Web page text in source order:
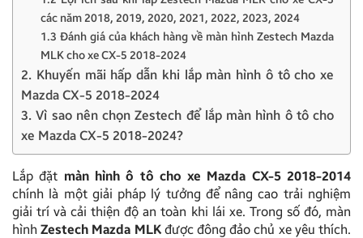
các năm 2018, 2019, 2020, 2021, 2022, 2023, 2024
1.3 Đánh giá của khách hàng về màn hình Zestech Mazda
MLK cho xe CX-5 2018-2024
2. Khuyến mãi hấp dẫn khi lắp màn hình ô tô cho xe
Mazda CX-5 2018-2024
3. Vì sao nên chọn Zestech để lắp màn hình ô tô cho
xe Mazda CX-5 2018-2024?
Lắp đặt màn hình ô tô cho xe Mazda CX-5 2018-2014
chính là một giải pháp lý tưởng để nâng cao trải nghiệm
giải trí và cải thiện độ an toàn khi lái xe. Trong số đó, màn
hìnhZestech Mazda MLKđược đông đảo chủ xe yêu thích.